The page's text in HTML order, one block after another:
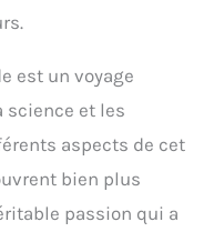
est un voyage
science et les
aspects de cet
bien plus
passion qui a